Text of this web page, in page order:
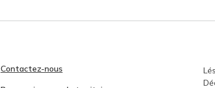
Contactez-nous